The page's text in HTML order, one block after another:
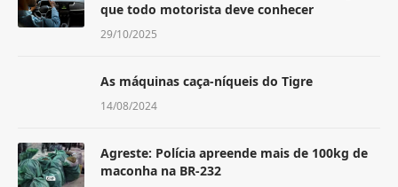
que todo motorista deve conhecer
29/10/2025
As máquinas caça-níqueis do Tigre
14/08/2024
Agreste: Polícia apreende mais de 100kg de
maconha na BR-232